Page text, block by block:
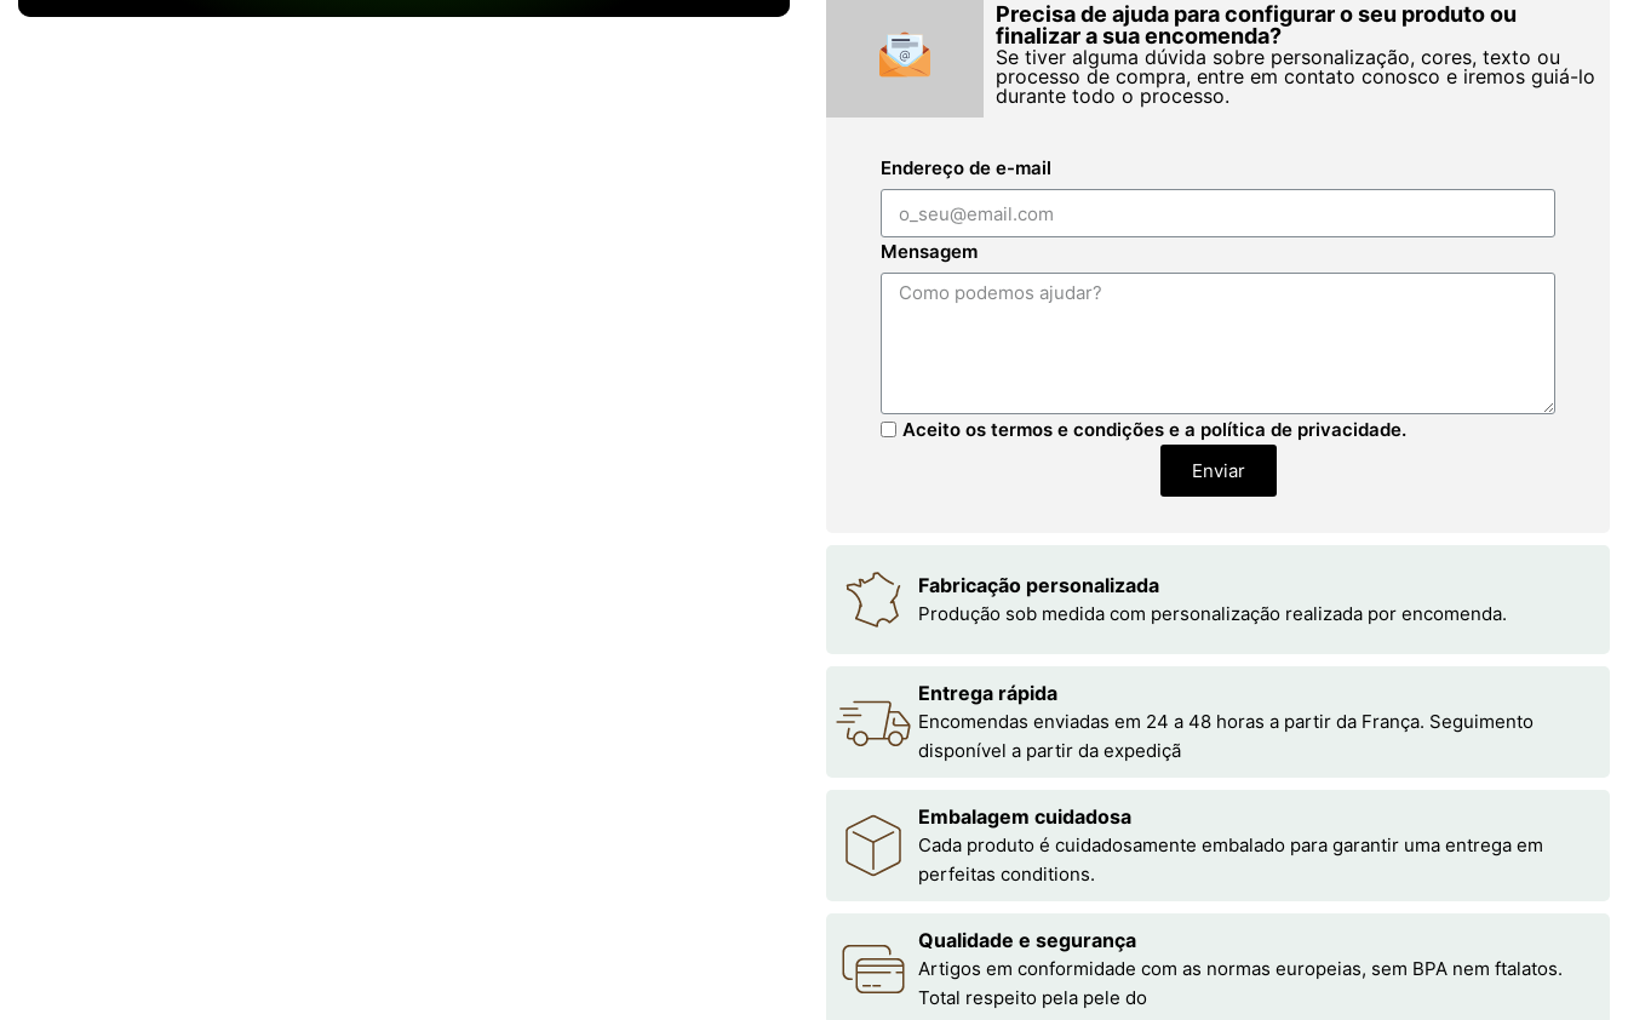
Precisa de ajuda para configurar o seu produto ou
finalizar a sua encomenda?
Se tiver alguma dúvida sobre personalização, cores, texto ou
processo de compra, entre em contato conosco e iremos guiá-lo
durante todo o processo.
Endereço de e-mail
Mensagem
Aceito os termos e condições e a política de privacidade.
Enviar
Fabricação personalizada
Produção sob medida com personalização realizada por encomenda.
Entrega rápida
Encomendas enviadas em 24 a 48 horas a partir da França. Seguimento
disponível a partir da expediçã
Embalagem cuidadosa
Cada produto é cuidadosamente embalado para garantir uma entrega em
perfeitas conditions.
Qualidade e segurança
Artigos em conformidade com as normas europeias, sem BPA nem ftalatos.
Total respeito pela pele do